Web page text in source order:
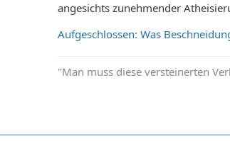
angesichts zunehmender
Aufgeschlossen: Was
"Man muss diese versteinerten